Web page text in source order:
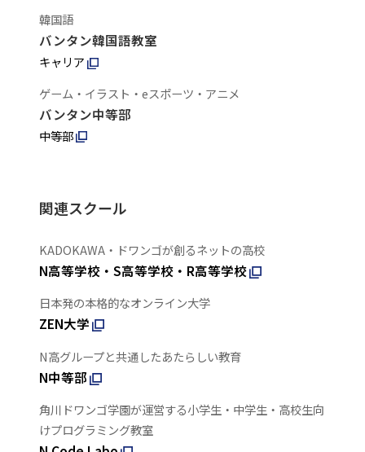
韓国語
バンタン韓国語教室
キャリア
ゲーム・イラスト・eスポーツ・アニメ
バンタン中等部
中等部
関連スクール
KADOKAWA・ドワンゴが創るネットの高校
N高等学校・S高等学校・R高等学校
日本発の本格的なオンライン大学
ZEN大学
N高グループと共通したあたらしい教育
N中等部
角川ドワンゴ学園が運営する小学生・中学生・高校生向
けプログラミング教室